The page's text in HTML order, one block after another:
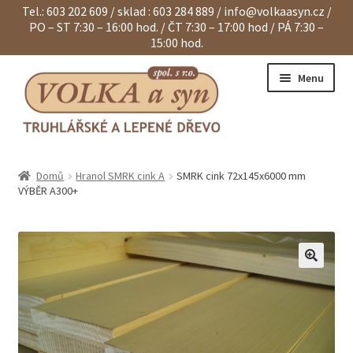
Tel.: 603 202 609 / sklad : 603 284 889 / info@volkaasyn.cz /
PO – ST 7:30 – 16:00 hod. / ČT 7:30 – 17:00 hod / PÁ 7:30 –
15:00 hod.
Přeskočit
na
navigaci
Přejít
obsahu
webu
Menu
Klapačky a lamely
child
menu
Hranoly KVH a BSH
Expand
menu
Spárovky
Expand
child
menu
Expand
Domů Hranol SMRK cink A
SMRK cink 72x145x6000 mm
VÝBĚR A300+